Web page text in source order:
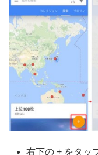
右下の + をタッ